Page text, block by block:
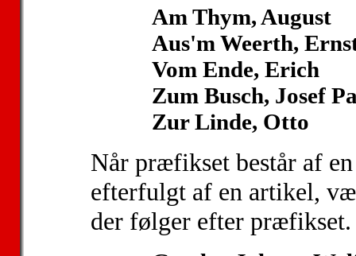
Am Thym, August
Aus'm Weerth,
Vom Ende, Erich
Zum Busch, Josef
Zur Linde, Otto
Når præfikset består af
efterfulgt af en artikel,
der følger efter præfikset.